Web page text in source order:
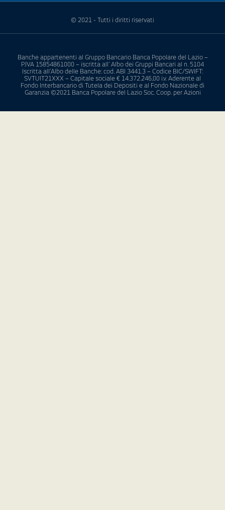
© 2021 - Tutti i diritti riservati
Banche appartenenti al Gruppo Bancario Banca Popolare del Lazio –
P.IVA 15854861000 – iscritta all’ Albo dei Gruppi Bancari al n. 5104
Iscritta all’Albo delle Banche: cod. ABI 3441.3 – Codice BIC/SWIFT:
SVTUIT21XXX – Capitale sociale € 14.372.246,00 i.v. Aderente al
Fondo Interbancario di Tutela dei Depositi e al Fondo Nazionale di
Garanzia ©2021 Banca Popolare del Lazio Soc. Coop. per Azioni